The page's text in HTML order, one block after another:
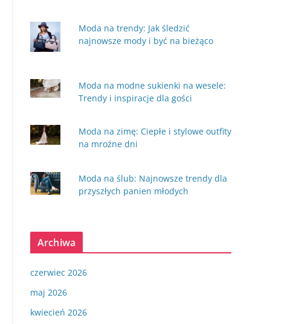
Moda na trendy: Jak śledzić
najnowsze mody i być na bieżąco
Moda na modne sukienki na wesele:
Trendy i inspiracje dla gości
Moda na zimę: Ciepłe i stylowe outfity
na mroźne dni
Moda na ślub: Najnowsze trendy dla
przyszłych panien młodych
Archiwa
czerwiec 2026
maj 2026
kwiecień 2026